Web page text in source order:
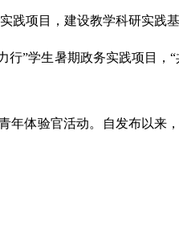
践项目，建设教学科研实践基
行”学生暑期政务实践项目，
年体验官活动。自发布以来